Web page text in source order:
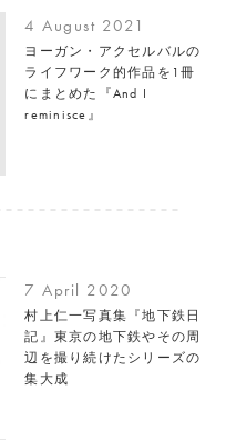
4 August 2021
ヨーガン・アクセルバルの
ライフワーク的作品を1冊
にまとめた『And I
reminisce』
7 April 2020
村上仁一写真集『地下鉄日
記』東京の地下鉄やその周
辺を撮り続けたシリーズの
集大成